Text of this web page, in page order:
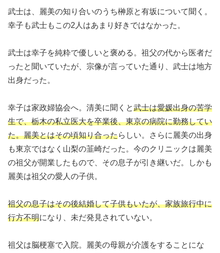
武士は、麗美の知り合いのうち榊原と有坂について聞く。
幸子も武士もこの2人はあまり好きではなかった。
武士は幸子を純粋で優しいと褒める。祖父の代から医者だ
ったと聞いていたが、宗像が言っていた通り、武士は地方
出身だった。
幸子は家政婦協会へ。清美に聞くと武士は愛媛出身の苦学
生で、栃木の私立医大を卒業後、東京の病院に勤務してい
た。麗美とはその頃知り合ったらしい。さらに麗美の出身
も東京ではなく山梨の韮崎だった。今のクリニックは麗美
の祖父が開業したもので、その息子が引き継いだ。しかも
麗美は祖父の愛人の子供。
祖父の息子はその後結婚して子供もいたが、家族旅行中に
行方不明になり、未だ発見されていない。
祖父は脳梗塞で入院。麗美の母親が介護をすることにな